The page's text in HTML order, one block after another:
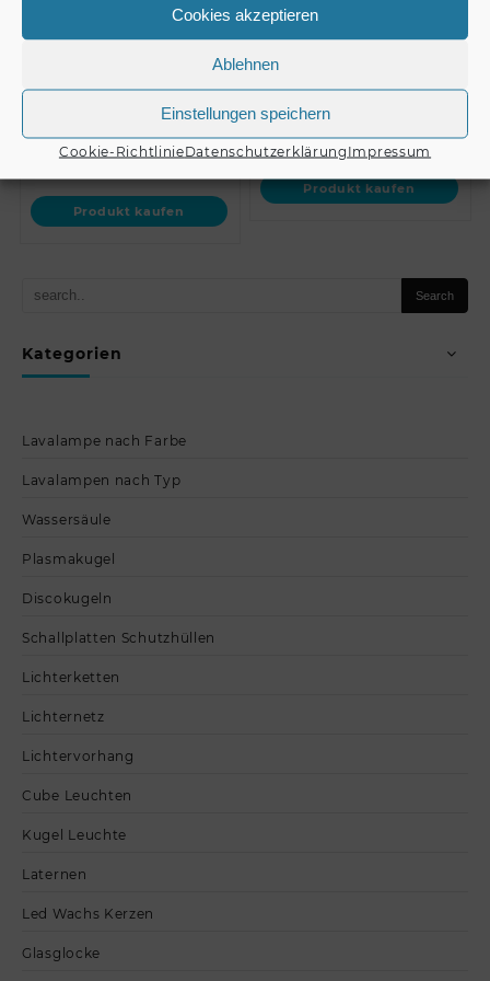
Cookies akzeptieren
Ablehnen
Einstellungen speichern
Cookie-RichtlinieDatenschutzerklärung Impressum
Kategorien
Lavalampe nach Farbe
Lavalampen nach Typ
Wassersäule
Plasmakugel
Discokugeln
Schallplatten Schutzhüllen
Lichterketten
Lichternetz
Lichtervorhang
Cube Leuchten
Kugel Leuchte
Laternen
Led Wachs Kerzen
Glasglocke
Wandhalterung für
Wallbracket for PAS-21…
49,90
Produkt kaufen
4mm Stärke, 33cm
Lang (bis 25kg nach
Produkt kaufen